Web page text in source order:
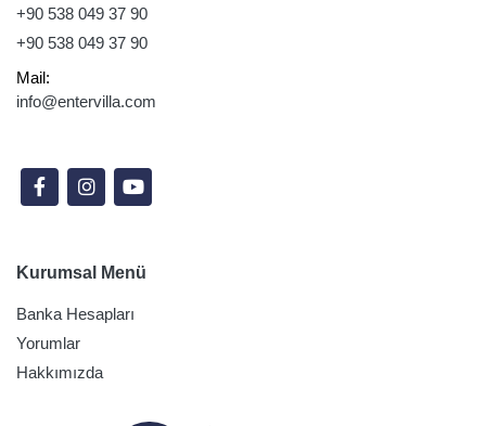
+90 538 049 37 90
+90 538 049 37 90
Mail:
info@entervilla.com
Kurumsal Menü
Banka Hesapları
Yorumlar
Hakkımızda